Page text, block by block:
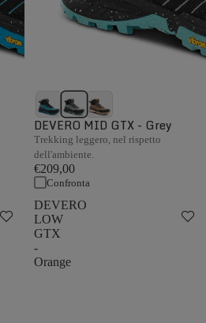
DEVERO MID GTX - Grey
Trekking leggero, nel rispetto
dell'ambiente.
€209,00
Confronta
DEVERO
LOW
GTX
-
Orange